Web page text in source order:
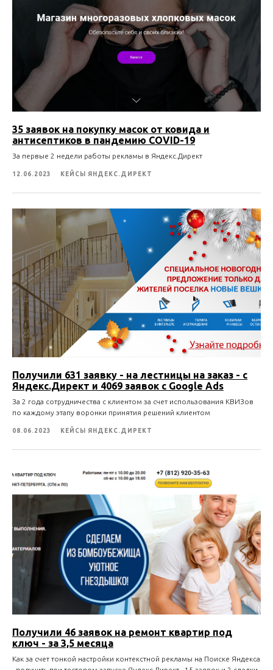
35 заявок на покупку масок от ковида и
антисептиков в пандемию COVID-19
За первые 2 недели работы рекламы в Яндекс.Директ
12.06.2023 КЕЙСЫ ЯНДЕКС.ДИРЕКТ
Получили 631 заявку - на лестницы на заказ - с
Яндекс.Директ и 4069 заявок с Google Ads
За 2 года сотрудничества с клиентом за счет использования КВИЗов
по каждому этапу воронки принятия решений клиентом
08.06.2023 КЕЙСЫ ЯНДЕКС.ДИРЕКТ
Получили 46 заявок на ремонт квартир под
ключ - за 3,5 месяца
Как за счет тонкой настройки контекстной рекламы на Поиске Яндекса